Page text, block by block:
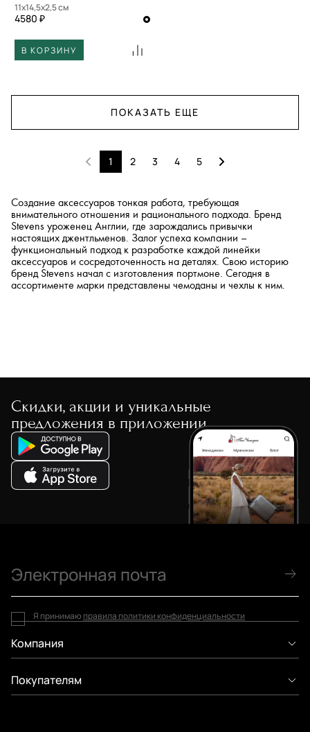
11x14,5x2,5 см
4580 ₽
В КОРЗИНУ
ПОКАЗАТЬ ЕЩЕ
1 2 3 4 5
Создание аксессуаров тонкая работа, требующая
внимательного отношения и рационального подхода. Бренд
Stevens уроженец Англии, где зарождались привычки
настоящих джентльменов. Залог успеха компании –
функциональный подход к разработке каждой линейки
аксессуаров и сосредоточенность на деталях. Свою историю
бренд Stevens начал с изготовления портмоне. Сегодня в
ассортименте марки представлены чемоданы и чехлы к ним.
Скидки, акции и уникальные
предложения в приложении
Компания
Покупателям
Я принимаю правила политики конфиденциальности